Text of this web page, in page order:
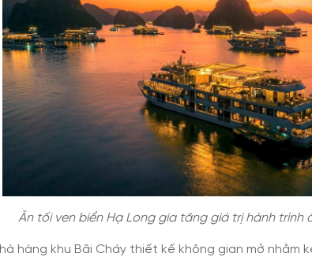
Ăn tối ven biển Hạ Long gia tăng giá trị hành trình
hàng khu Bãi Cháy thiết kế không gian mở nhằm